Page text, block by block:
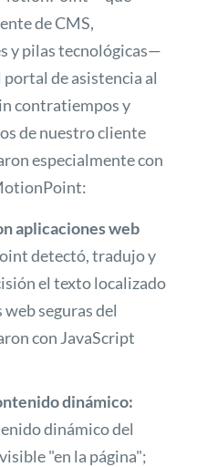
de CMS,
y pilas tecnológicas—
de asistencia al
contratiempos y
de nuestro cliente
especialmente con
aplicaciones web
detectó, tradujo y
el texto localizado
seguras del
con JavaScript
dinámico:
dinámico del
"en la página";